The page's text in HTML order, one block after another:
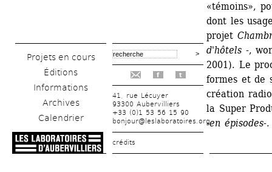
Projets en cours
Éditions
Informations
Archives
Calendrier
f t
41, rue Lécuyer
93300 Aubervilliers
+33 (0)1 53 56 15 90
bonjour@leslaboratoires.org
crédits
«témoins»,
dont les
projet
d'hôtels -,
2001). Le
formes et de
création
la Super
-en épisodes-.